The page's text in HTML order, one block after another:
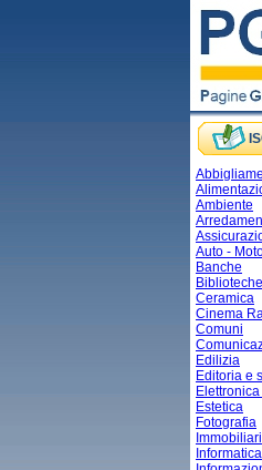
Ambiente
Auto -
Banche
Biblioteche
Ceramica
Cinema
Comuni
Edilizia
Editoria e
Estetica
Fotografia
Immobiliari
Informatica